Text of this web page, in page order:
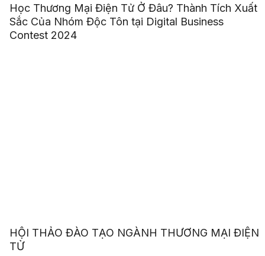
Học Thương Mại Điện Tử Ở Đâu? Thành Tích Xuất
Sắc Của Nhóm Độc Tôn tại Digital Business
Contest 2024
HỘI THẢO ĐÀO TẠO NGÀNH THƯƠNG MẠI ĐIỆN
TỬ